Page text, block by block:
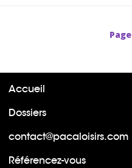
Page
Accueil
Dossiers
contact@pacaloisirs.com
Référencez-vous